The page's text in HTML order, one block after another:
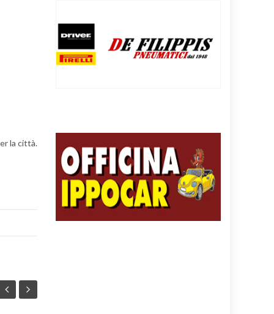
la città.